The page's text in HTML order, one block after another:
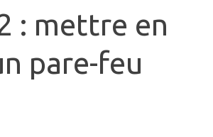
: mettre en
pare-feu